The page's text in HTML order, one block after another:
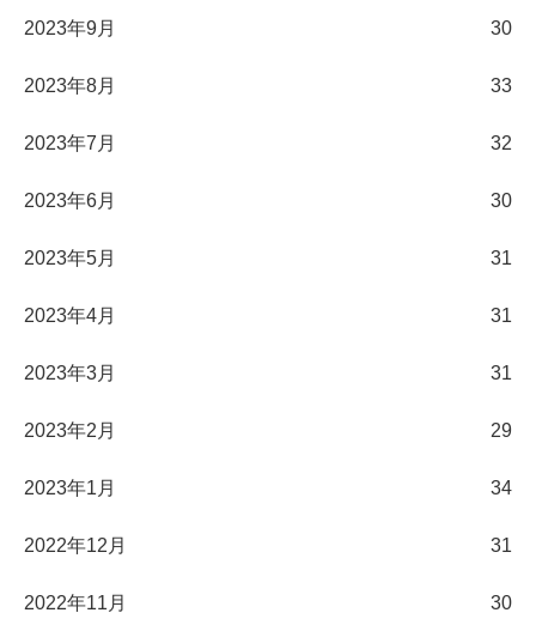
2023年9月 30
2023年8月 33
2023年7月 32
2023年6月 30
2023年5月 31
2023年4月 31
2023年3月 31
2023年2月 29
2023年1月 34
2022年12月 31
2022年11月 30